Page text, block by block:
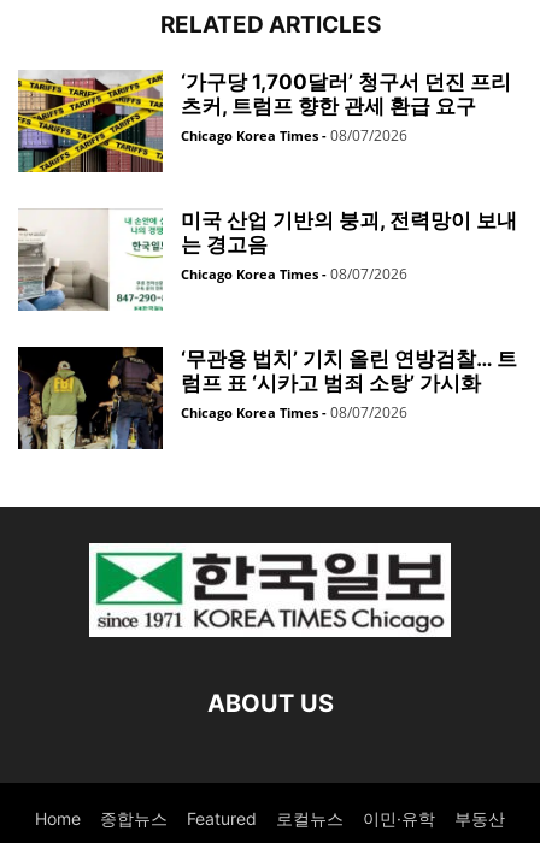
RELATED ARTICLES
‘가구당 1,700달러’ 청구서 던진 프리
츠커, 트럼프 향한 관세 환급 요구
Chicago Korea Times - 08/07/2026
미국 산업 기반의 붕괴, 전력망이 보내
는 경고음
Chicago Korea Times - 08/07/2026
‘무관용 법치’ 기치 올린 연방검찰… 트
럼프 표 ‘시카고 범죄 소탕’ 가시화
Chicago Korea Times - 08/07/2026
ABOUT US
Home 종합뉴스 Featured 로컬뉴스 이민·유학 부동산